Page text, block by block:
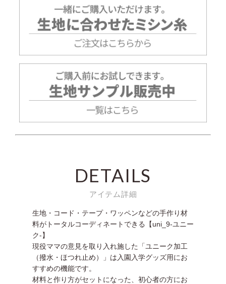
DETAILS
アイテム詳細
生地・コード・テープ・ワッペンなどの手作り材
料がトータルコーディネートできる【uni_9-ユニー
ク-】
現役ママの意見を取り入れ施した「ユニーク加工
（撥水・ほつれ止め）」は入園入学グッズ用にお
すすめの機能です。
材料と作り方がセットになった、初心者の方にお